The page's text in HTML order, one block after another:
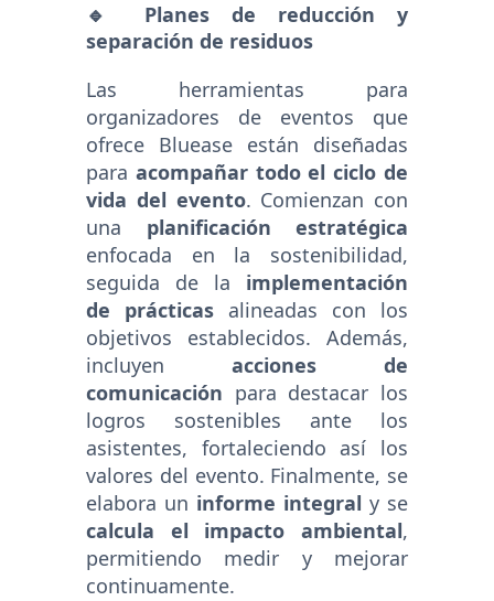
🔹 Planes de reducción y
separación de residuos
Las herramientas para
organizadores de eventos que
ofrece Bluease están diseñadas
paraacompañar todo el ciclo de
vida del evento. Comienzan con
una planificación estratégica
enfocada en la sostenibilidad,
seguida de la implementación
de prácticas alineadas con los
objetivos establecidos. Además,
incluyen acciones de
comunicación para destacar los
logros sostenibles ante los
asistentes, fortaleciendo así los
valores del evento. Finalmente, se
elabora un informe integral y se
calcula el impacto ambiental,
permitiendo medir y mejorar
continuamente.